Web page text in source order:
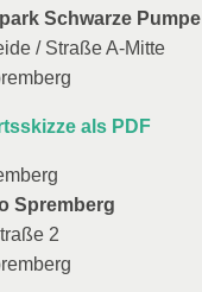
Schwarze Pumpe
/ Straße A-Mitte
als PDF
Spremberg
2